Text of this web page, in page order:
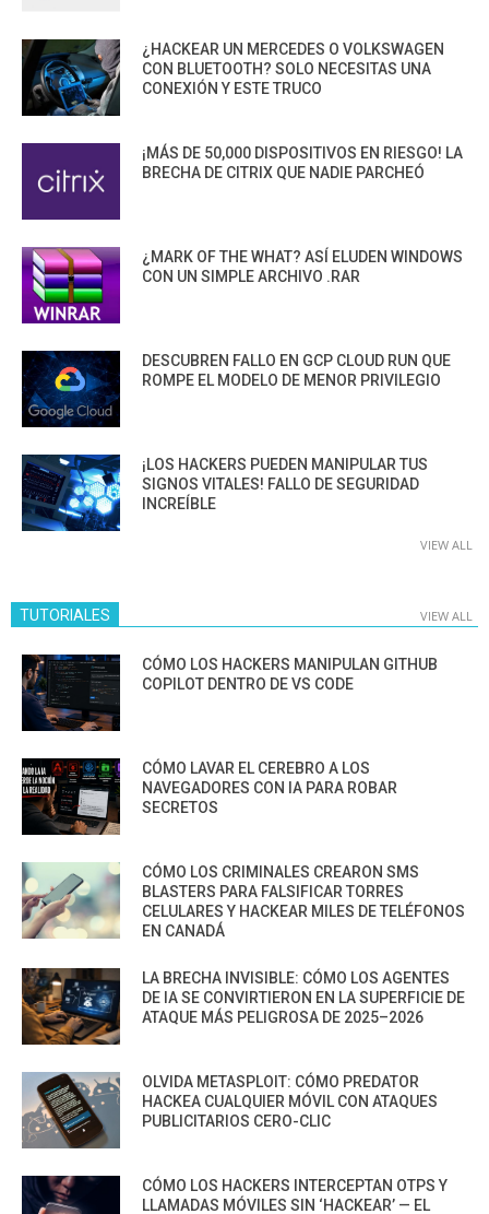
¿HACKEAR UN MERCEDES O VOLKSWAGEN
CON BLUETOOTH? SOLO NECESITAS UNA
CONEXIÓN Y ESTE TRUCO
¡MÁS DE 50,000 DISPOSITIVOS EN RIESGO! LA
BRECHA DE CITRIX QUE NADIE PARCHEÓ
¿MARK OF THE WHAT? ASÍ ELUDEN WINDOWS
CON UN SIMPLE ARCHIVO .RAR
DESCUBREN FALLO EN GCP CLOUD RUN QUE
ROMPE EL MODELO DE MENOR PRIVILEGIO
¡LOS HACKERS PUEDEN MANIPULAR TUS
SIGNOS VITALES! FALLO DE SEGURIDAD
INCREÍBLE
VIEW ALL
TUTORIALES VIEW ALL
CÓMO LOS HACKERS MANIPULAN GITHUB
COPILOT DENTRO DE VS CODE
CÓMO LAVAR EL CEREBRO A LOS
NAVEGADORES CON IA PARA ROBAR
SECRETOS
CÓMO LOS CRIMINALES CREARON SMS
BLASTERS PARA FALSIFICAR TORRES
CELULARES Y HACKEAR MILES DE TELÉFONOS
EN CANADÁ
LA BRECHA INVISIBLE: CÓMO LOS AGENTES
DE IA SE CONVIRTIERON EN LA SUPERFICIE DE
ATAQUE MÁS PELIGROSA DE 2025–2026
OLVIDA METASPLOIT: CÓMO PREDATOR
HACKEA CUALQUIER MÓVIL CON ATAQUES
PUBLICITARIOS CERO-CLIC
CÓMO LOS HACKERS INTERCEPTAN OTPS Y
LLAMADAS MÓVILES SIN ‘HACKEAR’ — EL